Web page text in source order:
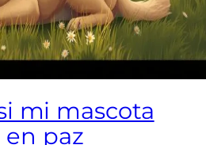
mi mascota
en paz